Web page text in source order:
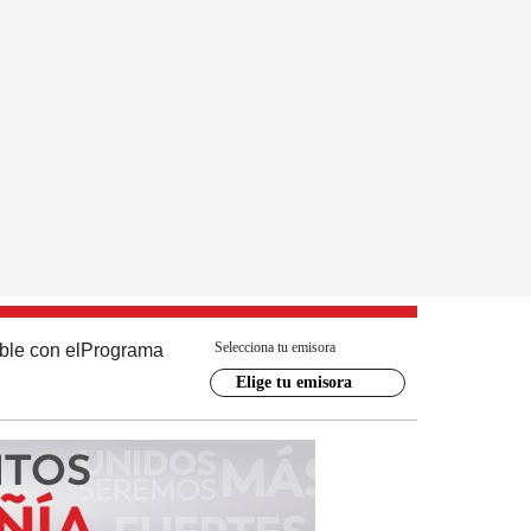
con el Programa Selecciona tu emisora
Elige tu emisora